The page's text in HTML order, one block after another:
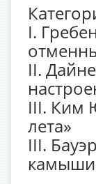
I.
II.
III. Ким
лета»
III.